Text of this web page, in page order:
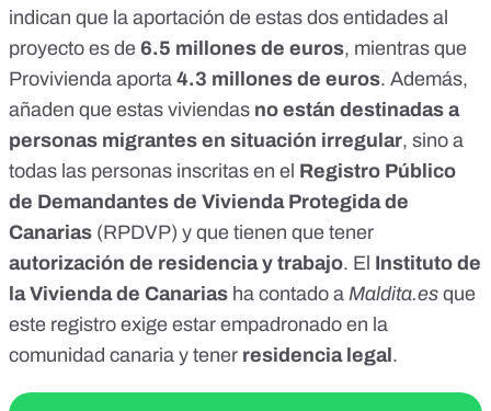
indican que la aportación de estas dos entidades al
proyecto es de 6.5 millones de euros, mientras que
Provivienda aporta 4.3 millones de euros. Además,
añaden que estas viviendas no están destinadas a
personas migrantes en situación irregular, sino a
todas las personas inscritas en el Registro Público
de Demandantes de Vivienda Protegida de
Canarias (RPDVP) y que tienen que tener
autorización de residencia y trabajo. El Instituto de
la Vivienda de Canarias ha contado a Maldita.es que
este registro exige estar empadronado en la
comunidad canaria y tener residencia legal .